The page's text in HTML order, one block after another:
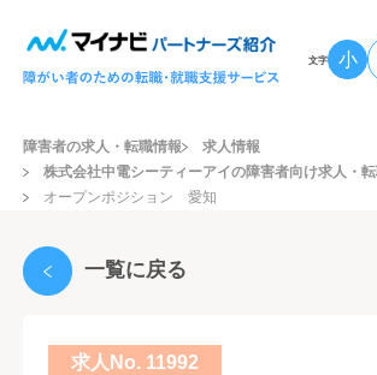
文字 小
障害者の求人・転職情報
求人情報
株式会社中電シーティーアイの障害者向け求人・
オープンポジション 愛知
一覧に戻る
求人No. 11992